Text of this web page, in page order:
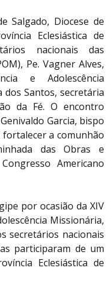
Salgado, Diocese de
Eclesiástica de
nacionais das
Pe. Vagner Alves,
e Adolescência
dos Santos, secretária
da Fé. O encontro
Garcia, bispo
a comunhão
das Obras e
Americano
por ocasião da XIV
Missionária,
secretários nacionais
participaram de um
Eclesiástica de